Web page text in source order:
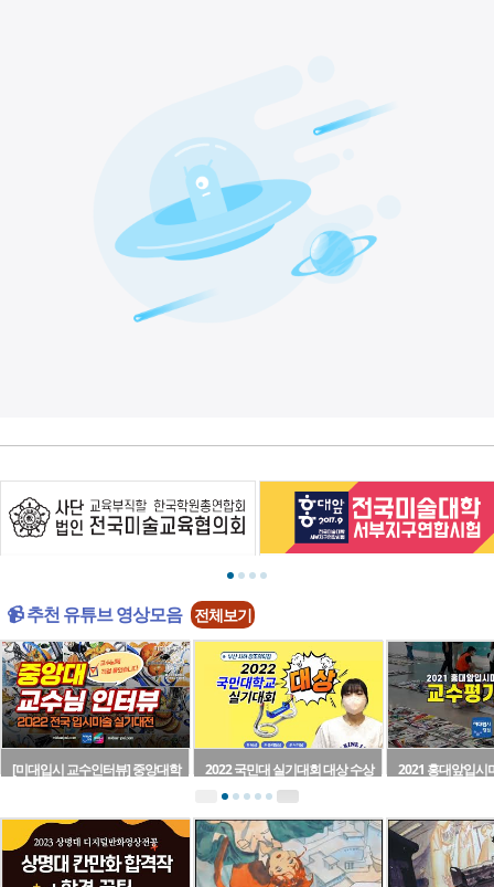
📹 추천 유튜브 영상모음 전체보기
[미대입시 교수인터뷰] 중앙대학
술실기대전..
2022 국민대 실기대회 대상 수상
자 인터뷰/수상작 - 부산 사하 창조
의아침 ..
2021 홍대앞입시
술학원연합회 ..